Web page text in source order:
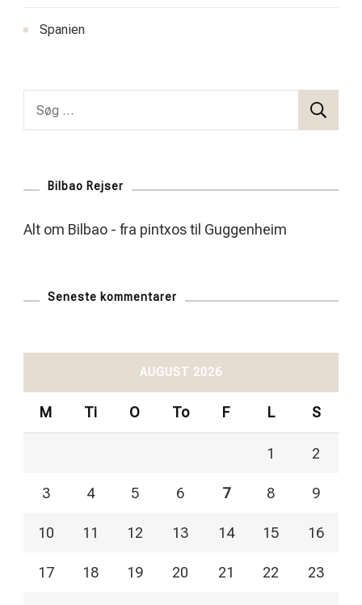
Spanien
Bilbao Rejser
Alt om Bilbao - fra pintxos til Guggenheim
Seneste kommentarer
AUGUST 2026
M Ti O To F L S
1 2
3 4 5 6 7 8 9
10 11 12 13 14 15 16
17 18 19 20 21 22 23